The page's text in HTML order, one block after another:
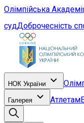
Олімпійська
судДоброчесність
НОК України
Галерея Атлетам